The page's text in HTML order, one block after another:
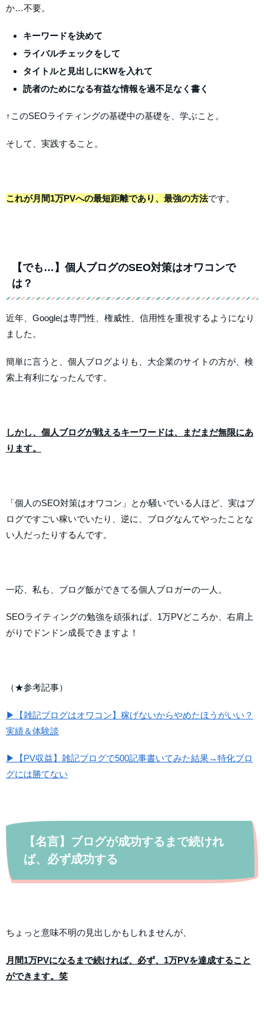
か…不要。
キーワードを決めて
ライバルチェックをして
タイトルと見出しにKWを入れて
読者のためになる有益な情報を過不足なく書く
↑このSEOライティングの基礎中の基礎を、学ぶこと。
そして、実践すること。
これが月間1万PVへの最短距離であり、最強の方法です。
【でも…】個人ブログのSEO対策はオワコンで
は？
近年、Googleは専門性、権威性、信用性を重視するようになり
ました。
簡単に言うと、個人ブログよりも、大企業のサイトの方が、検
索上有利になったんです。
しかし、個人ブログが戦えるキーワードは、まだまだ無限にあ
ります。
「個人のSEO対策はオワコン」とか騒いでいる人ほど、実はブ
ログですごい稼いでいたり、逆に、ブログなんてやったことな
い人だったりするんです。
一応、私も、ブログ飯ができてる個人ブロガーの一人。
SEOライティングの勉強を頑張れば、1万PVどころか、右肩上
がりでドンドン成長できますよ！
（★参考記事）
▶【雑記ブログはオワコン】稼げないからやめたほうがいい？
実績＆体験談
▶【PV収益】雑記ブログで500記事書いてみた結果→特化ブロ
グには勝てない
【名言】ブログが成功するまで続けれ
ば、必ず成功する
ちょっと意味不明の見出しかもしれませんが、
月間1万PVになるまで続ければ、必ず、1万PVを達成すること
ができます。笑